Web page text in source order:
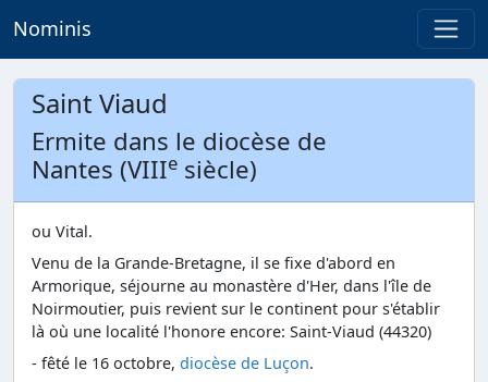
Nominis
Saint Viaud
Ermite dans le diocèse de
Nantes (VIIIe siècle)
ou Vital.
Venu de la Grande-Bretagne, il se fixe d'abord en
Armorique, séjourne au monastère d'Her, dans l'île de
Noirmoutier, puis revient sur le continent pour s'établir
là où une localité l'honore encore: Saint-Viaud (44320)
- fêté le 16 octobre, diocèse de Luçon.